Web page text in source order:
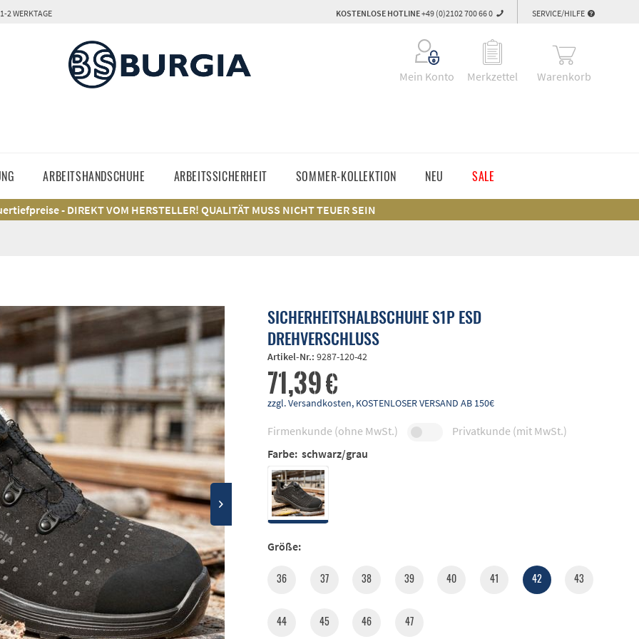
2 WERKTAGE SERVICE/HILFE
KOSTENLOSE HOTLINE+49 (0)2102 700 66 0
Mein Konto Merkzettel Warenkorb
ARBEITSHANDSCHUHE ARBEITSSICHERHEIT SOMMER-KOLLEKTION NEU SALE
- DIREKT VOM HERSTELLER! QUALITÄT MUSS NICHT TEUER SEIN
SICHERHEITSHALBSCHUHE S1P ESD
DREHVERSCHLUSS
Artikel-Nr.:9287-120-42
71,39 €
zzgl. Versandkosten, KOSTENLOSER VERSAND AB 150€
Firmenkunde (ohne MwSt.)
Privatkunde (mit MwSt.)
Farbe: schwarz/grau
Größe:
36 37 38 39 40 41 42 43
44 45 46 47